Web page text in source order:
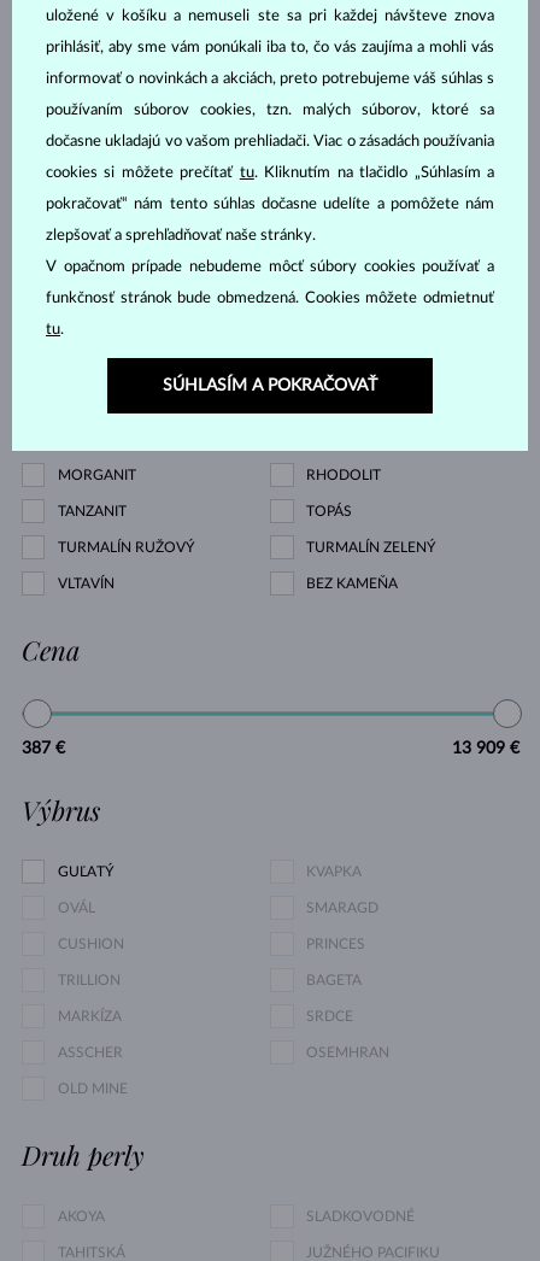
Drahokam
DIAMANT DIAMANT LAB GROWN
DIAMANT LAB GROWN
MODRÝ
DIAMANT LAB GROWN
RŮŽOVÝ
DIAMANT ZELENÝ ZAFÍR MODRÝ
ZAFÍR RUŽOVÝ SMARAGD
RUBÍN
MORGANIT RHODOLIT
TANZANIT TOPÁS
TURMALÍN RUŽOVÝ TURMALÍN ZELENÝ
VLTAVÍN BEZ KAMEŇA
Cena
387 € 13 909 €
Výbrus
GUĽATÝ KVAPKA
OVÁL SMARAGD
CUSHION PRINCES
TRILLION BAGETA
MARKÍZA SRDCE
ASSCHER OSEMHRAN
OLD MINE
Druh perly
AKOYA SLADKOVODNÉ
TAHITSKÁ JUŽNÉHO PACIFIKU
uložené v košíku a nemuseli ste sa pri každej návšteve znova
prihlásiť, aby sme vám ponúkali iba to, čo vás zaujíma a mohli vás
informovať o novinkách a akciách, preto potrebujeme váš súhlas s
používaním súborov cookies, tzn. malých súborov, ktoré sa
dočasne ukladajú vo vašom prehliadači. Viac o zásadách používania
cookies si môžete prečítať tu. Kliknutím na tlačidlo „Súhlasím a
pokračovať“ nám tento súhlas dočasne udelíte a pomôžete nám
zlepšovať a sprehľadňovať naše stránky.
V opačnom prípade nebudeme môcť súbory cookies používať a
funkčnosť stránok bude obmedzená. Cookies môžete odmietnuť
tu.
SÚHLASÍM A POKRAČOVAŤ